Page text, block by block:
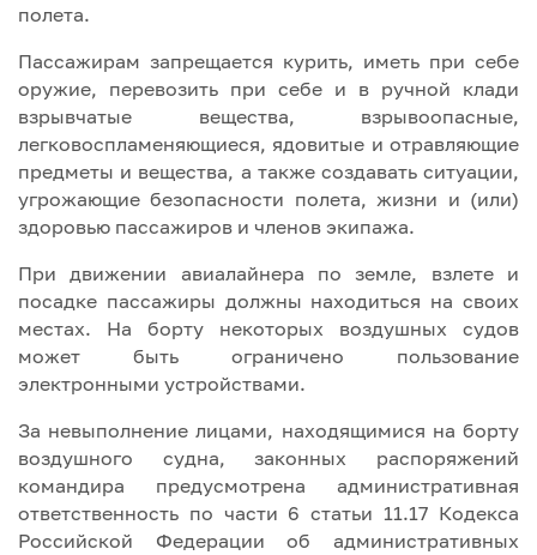
полета.
Пассажирам запрещается курить, иметь при себе
оружие, перевозить при себе и в ручной клади
взрывчатые вещества, взрывоопасные,
легковоспламеняющиеся, ядовитые и отравляющие
предметы и вещества, а также создавать ситуации,
угрожающие безопасности полета, жизни и (или)
здоровью пассажиров и членов экипажа.
При движении авиалайнера по земле, взлете и
посадке пассажиры должны находиться на своих
местах. На борту некоторых воздушных судов
может быть ограничено пользование
электронными устройствами.
За невыполнение лицами, находящимися на борту
воздушного судна, законных распоряжений
командира предусмотрена административная
ответственность по части 6 статьи 11.17 Кодекса
Российской Федерации об административных